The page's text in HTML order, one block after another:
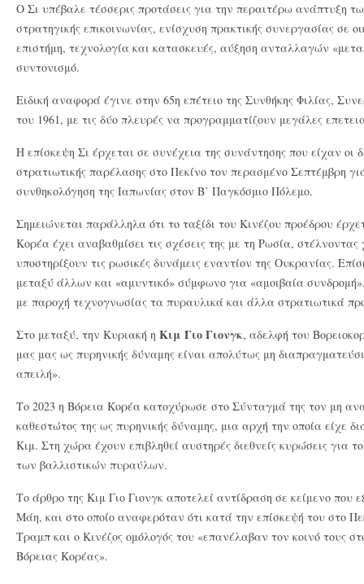
Ο Σι υπέβαλε τέσσερις προτάσεις για την περαιτέρω ανάπτυξη
στρατηγικής επικοινωνίας, ενίσχυση πρακτικής συνεργασίας σε
επιστήμη, τεχνολογία και κατασκευές, αύξηση ανταλλαγών
συντονισμό.
Ειδική αναφορά έγινε στην 65η επέτειο της Συνθήκης Φιλίας,
του 1961, με τις δύο πλευρές να προγραμματίζουν μεγάλες
Η επίσκεψη Σι έρχεται σε συνέχεια της συνάντησης που είχαν οι
στρατιωτικής παρέλασης στο Πεκίνο τον περασμένο Σεπτέμβρη
συνθηκολόγηση της Ιαπωνίας στον Β΄ Παγκόσμιο Πόλεμο.
Σημειώνεται παράλληλα ότι το ταξίδι του Κινέζου προέδρου
Κορέα έχει αναβαθμίσει τις σχέσεις της με τη Ρωσία, στέλνοντας
υποστηρίξουν τις ρωσικές δυνάμεις εναντίον της Ουκρανίας.
μεταξύ άλλων και «αμυντικό» σύμφωνο για «αμοιβαία
με παροχή τεχνογνωσίας τα πυραυλικά και άλλα στρατιωτικά
Στο μεταξύ, την Κυριακή η Κιμ Γιο Γιονγκ, αδελφή του
μας μας ως πυρηνικής δύναμης είναι απολύτως μη
απειλή».
Το 2023 η Βόρεια Κορέα κατοχύρωσε στο Σύνταγμά της τον μη
καθεστώτος της ως πυρηνικής δύναμης, μια αρχή την οποία είχε
Κιμ. Στη χώρα έχουν επιβληθεί αυστηρές διεθνείς κυρώσεις για
των βαλλιστικών πυραύλων.
Το άρθρο της Κιμ Γιο Γιονγκ αποτελεί αντίδραση σε κείμενο που
Μάη, και στο οποίο αναφερόταν ότι κατά την επίσκεψή του στο
Τραμπ και ο Κινέζος ομόλογός του «επανέλαβαν τον κοινό τους
Βόρειας Κορέας».